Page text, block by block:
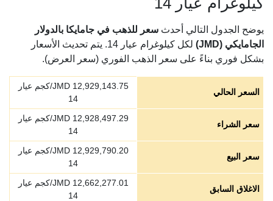
يوضح الجدول التالي أحدث سعر للذهب في جامايكا بالدولار
الجامايكي (JMD)
لكل كيلوغرام عيار 14. يتم تحديث الأسعار
بشكل فوري بناءً على سعر الذهب الفوري (سعر العرض).
السعر الحالي
12,929,143.75
JMD/كجم عيار
14
سعر الشراء
12,928,497.29
JMD/كجم عيار
14
سعر البيع
12,929,790.20
JMD/كجم عيار
14
الاغلاق السابق
12,662,277.01
JMD/كجم عيار
14